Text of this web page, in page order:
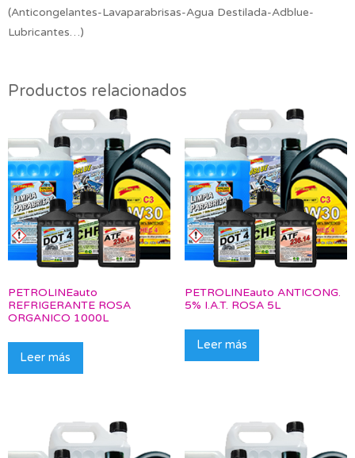
(Anticongelantes-Lavaparabrisas-Agua Destilada-Adblue-
Lubricantes…)
Productos relacionados
PETROLINEauto
REFRIGERANTE ROSA
ORGANICO 1000L
Leer más
PETROLINEauto ANTICONG.
5% I.A.T. ROSA 5L
Leer más